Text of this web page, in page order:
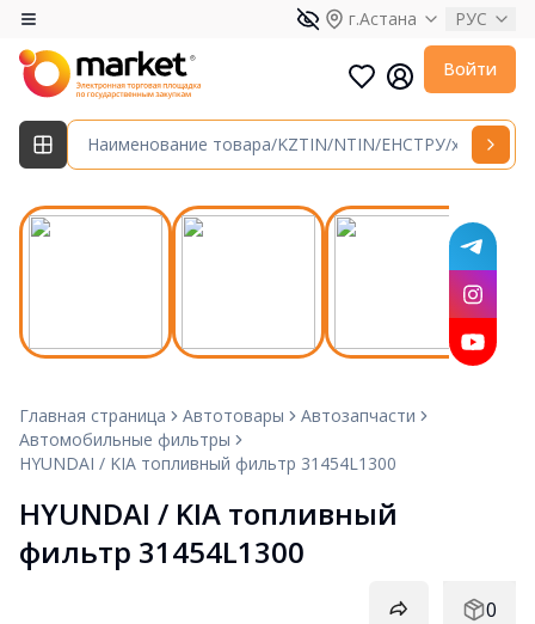
г.Астана РУС
Войти
Главная страница Автотовары
Автозапчасти
Автомобильные фильтры
HYUNDAI / KIA топливный фильтр 31454L1300
HYUNDAI / KIA топливный
фильтр 31454L1300
0